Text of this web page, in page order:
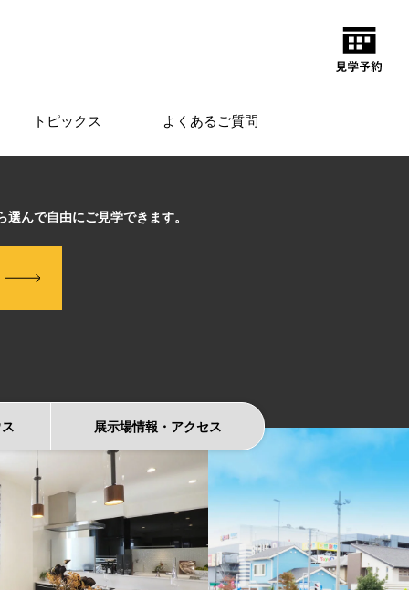
トピックス よくあるご質問
んで自由にご見学できます。
展示場情報 ・ アクセス